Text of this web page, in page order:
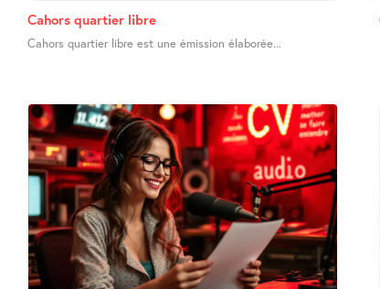
Cahors quartier libre
Cahors quartier libre est une émission élaborée...